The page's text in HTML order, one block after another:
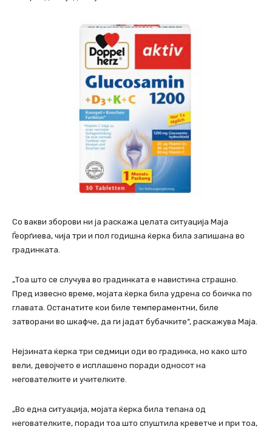
Со вакви зборови ни ја раскажа целата ситуација Маја
Ѓеорѓиева, чија три и пол годишна ќерка била запишана во
градинката.
„Тоа што се случува во градинката е навистина страшно.
Пред извесно време, мојата ќерка била удрена со боичка по
главата. Останатите кои биле темпераментни, биле
затворани во шкафче, да ги јадат бубачките“, раскажува Маја.
Нејзината ќерка три седмици оди во градинка, но како што
вели, девојчето е исплашено поради односот на
негователките и учителките.
„Во една ситуација, мојата ќерка била тепана од
негователките, поради тоа што спуштила креветче и при тоа,